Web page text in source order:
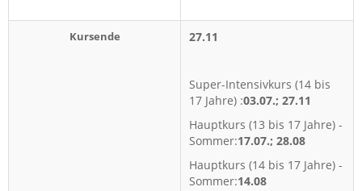
Kursende 27.11
Super-Intensivkurs (14 bis
17 Jahre) :03.07.; 27.11
Hauptkurs (13 bis 17 Jahre) -
Sommer:17.07.; 28.08
Hauptkurs (14 bis 17 Jahre) -
Sommer:14.08